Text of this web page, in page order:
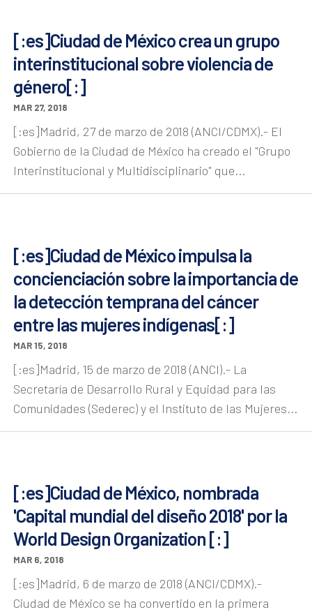
[:es]Ciudad de México crea un grupo
interinstitucional sobre violencia de
género[:]
MAR 27, 2018
[:es]Madrid, 27 de marzo de 2018 (ANCI/CDMX).- El
Gobierno de la Ciudad de México ha creado el "Grupo
Interinstitucional y Multidisciplinario" que...
[:es]Ciudad de México impulsa la
concienciación sobre la importancia de
la detección temprana del cáncer
entre las mujeres indígenas[:]
MAR 15, 2018
[:es]Madrid, 15 de marzo de 2018 (ANCI).- La
Secretaría de Desarrollo Rural y Equidad para las
Comunidades (Sederec) y el Instituto de las Mujeres...
[:es]Ciudad de México, nombrada
'Capital mundial del diseño 2018' por la
World Design Organization [:]
MAR 6, 2018
[:es]Madrid, 6 de marzo de 2018 (ANCI/CDMX).-
Ciudad de México se ha convertido en la primera